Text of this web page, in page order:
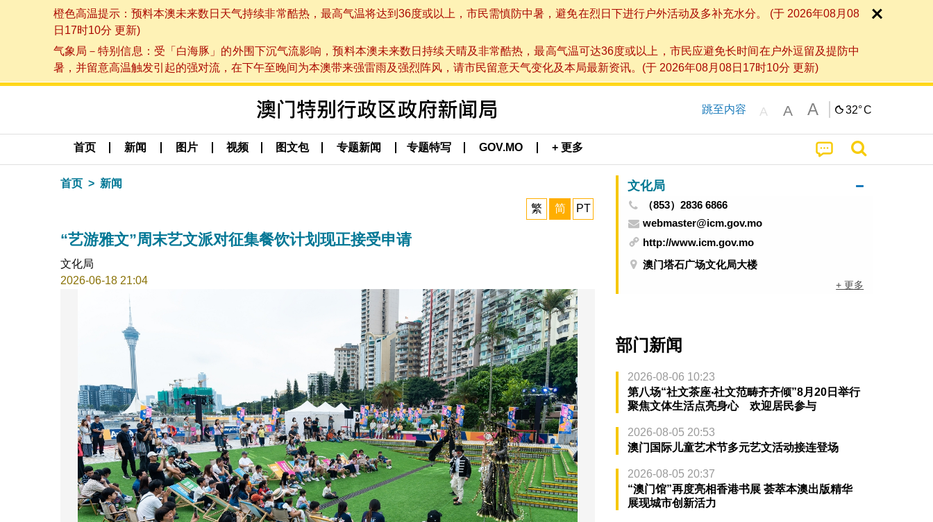
橙色高温提示：预料本澳未来数日天气持续非常酷热，最高气温将达到36度或以上，市民需慎防中暑，避免在烈日下进行户外活动及多补充水分。 (于 2026年08月08
日17时10分 更新)
气象局－特别信息：受「白海豚」的外围下沉气流影响，预料本澳未来数日持续天晴及非常酷热，最高气温可达36度或以上，市民应避免长时间在户外逗留及提防中
暑，并留意高温触发引起的强对流，在下午至晚间为本澳带来强雷雨及强烈阵风，请市民留意天气变化及本局最新资讯。(于 2026年08月08日17时10分 更新)
跳至内容 A A A 32°C
首页 新闻 图片 视频 图文包 专题新闻 专题特写 GOV.MO + 更多
首页 新闻
繁 简 PT
“艺游雅文”周末艺文派对征集餐饮计划现正接受申请
文化局
2026-06-18 21:04
文化局
（853）2836 6866
webmaster@icm.gov.mo
http://www.icm.gov.mo
澳门塔石广场文化局大楼
+ 更多
部门新闻
2026-08-06 10:23
第八场“社文茶座‧社文范畴齐齐倾”8月20日举行
聚焦文体生活点亮身心 欢迎居民参与
2026-08-05 20:53
澳门国际儿童艺术节多元艺文活动接连登场
2026-08-05 20:37
“澳门馆”再度亮相香港书展 荟萃本澳出版精华
展现城市创新活力